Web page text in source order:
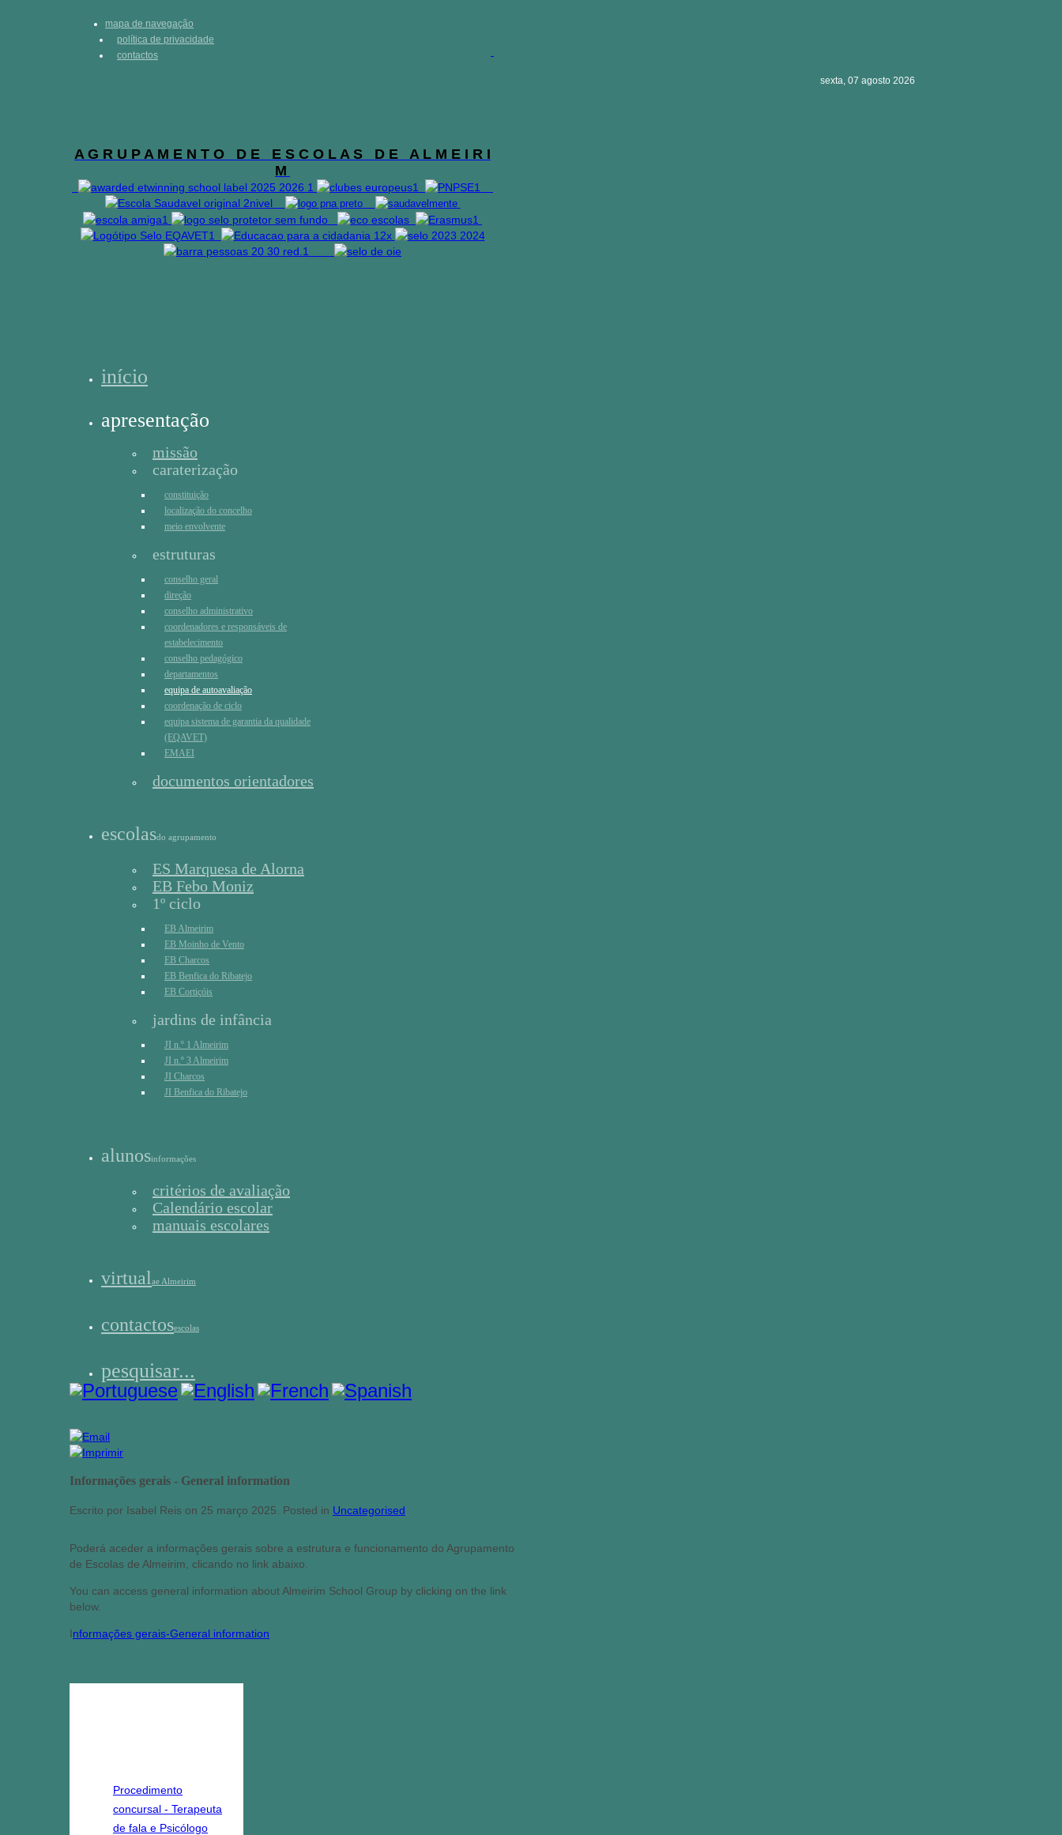
mapa de navegação
política de privacidade
contactos
sexta, 07 agosto 2026
A G R U P A M E N T O D E E S C O L A S D E A L M E I R I
M
início
apresentação
missão
caraterização
constituição
localização do concelho
meio envolvente
estruturas
conselho geral
direção
conselho administrativo
coordenadores e responsáveis de
estabelecimento
conselho pedagógico
departamentos
equipa de autoavaliação
coordenação de ciclo
equipa sistema de garantia da qualidade
(EQAVET)
EMAEI
documentos orientadores
escolasdo agrupamento
ES Marquesa de Alorna
EB Febo Moniz
1º ciclo
EB Almeirim
EB Moinho de Vento
EB Charcos
EB Benfica do Ribatejo
EB Cortiçóis
jardins de infância
JI n.º 1 Almeirim
JI n.º 3 Almeirim
JI Charcos
JI Benfica do Ribatejo
alunosinformações
critérios de avaliação
Calendário escolar
manuais escolares
virtualae Almeirim
contactosescolas
pesquisar...
Informações gerais - General information
Escrito por Isabel Reis on 25 março 2025 . Posted in Uncategorised
Poderá aceder a informações gerais sobre a estrutura e funcionamento do Agrupamento
de Escolas de Almeirim, clicando no link abaixo.
You can access general information about Almeirim School Group by clicking on the link
below.
Informações gerais-General information
Procedimento
concursal - Terapeuta
de fala e Psicólogo